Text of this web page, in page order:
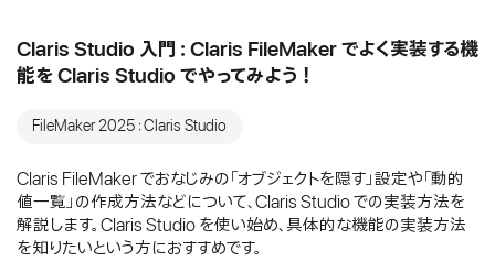
Claris Studio 入門：Claris FileMaker でよく実装する機
能を Claris Studio でやってみよう！
FileMaker 2025：Claris Studio
Claris FileMaker でおなじみの「オブジェクトを隠す」設定や「動的
値一覧」の作成方法などについて、Claris Studio での実装方法を
解説します。Claris Studio を使い始め、具体的な機能の実装方法
を知りたいという方におすすめです。